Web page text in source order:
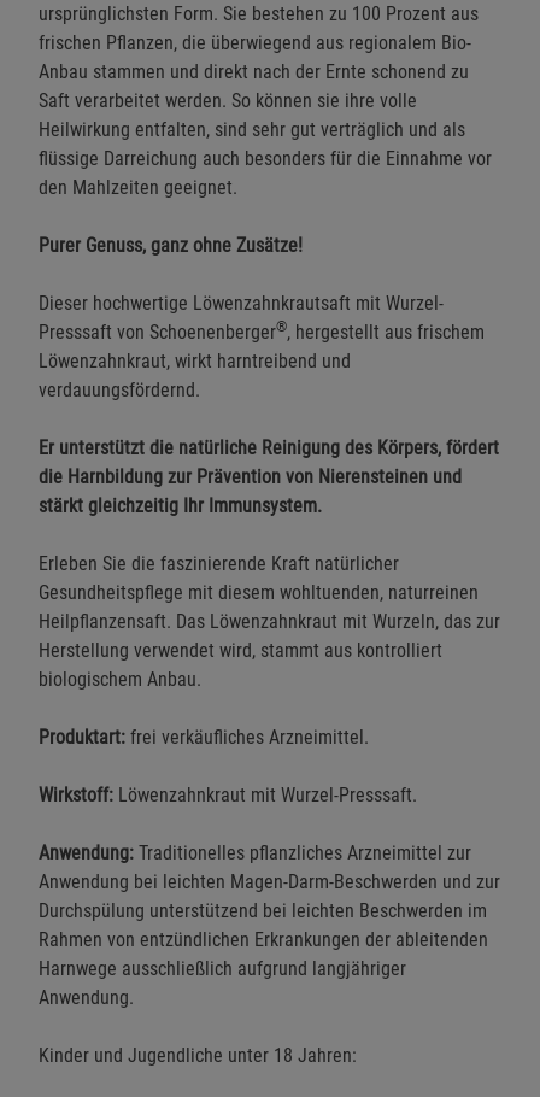
ursprünglichsten Form. Sie bestehen zu 100 Prozent aus
frischen Pflanzen, die überwiegend aus regionalem Bio-
Anbau stammen und direkt nach der Ernte schonend zu
Saft verarbeitet werden. So können sie ihre volle
Heilwirkung entfalten, sind sehr gut verträglich und als
flüssige Darreichung auch besonders für die Einnahme vor
den Mahlzeiten geeignet.
Purer Genuss, ganz ohne Zusätze!
Dieser hochwertige Löwenzahnkrautsaft mit Wurzel-
Presssaft von Schoenenberger®, hergestellt aus frischem
Löwenzahnkraut, wirkt harntreibend und
verdauungsfördernd.
Er unterstützt die natürliche Reinigung des Körpers, fördert
die Harnbildung zur Prävention von Nierensteinen und
stärkt gleichzeitig Ihr Immunsystem.
Erleben Sie die faszinierende Kraft natürlicher
Gesundheitspflege mit diesem wohltuenden, naturreinen
Heilpflanzensaft. Das Löwenzahnkraut mit Wurzeln, das zur
Herstellung verwendet wird, stammt aus kontrolliert
biologischem Anbau.
Produktart: frei verkäufliches Arzneimittel.
Wirkstoff: Löwenzahnkraut mit Wurzel-Presssaft.
Anwendung: Traditionelles pflanzliches Arzneimittel zur
Anwendung bei leichten Magen-Darm-Beschwerden und zur
Durchspülung unterstützend bei leichten Beschwerden im
Rahmen von entzündlichen Erkrankungen der ableitenden
Harnwege ausschließlich aufgrund langjähriger
Anwendung.
Kinder und Jugendliche unter 18 Jahren: